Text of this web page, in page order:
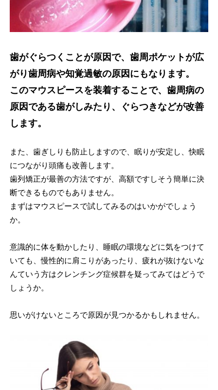
歯がぐらつくことが原因で、歯周ポケットが広
がり歯周病や知覚過敏の原因にもなります。
このマウスピースを装着することで、歯周病の
原因である歯がしみたり、ぐらつきなどが改善
します。
また、歯ぎしりも防止しますので、眠りが安定し、快眠
につながり頭痛も改善します。
歯列矯正が最善の方法ですが、高額ですしそう簡単に決
断できるものでもありません。
まずはマウスピースで試してみるのはいかがでしょう
か。
意識的に体を動かしたり、睡眠の環境などに気をつけて
いても、慢性的に肩こりがあったり、疲れが抜けないな
んていう方はクレンチング症候群を疑ってみてはどうで
しょうか。
思いがけないところで原因が見つかるかもしれません。